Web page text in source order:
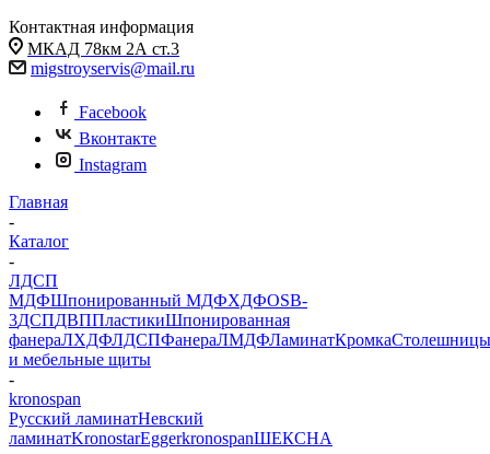
Контактная информация
МКАД 78км 2А ст.3
migstroyservis@mail.ru
Facebook
Вконтакте
Instagram
Главная
-
Каталог
-
ЛДСП
МДФШпонированный МДФХДФOSB-
3ДСПДВППластикиШпонированная
фанераЛХДФЛДСПФанераЛМДФЛаминатКромкаСтолешницы
и мебельные щиты
-
kronospan
Русский ламинатНевский
ламинатKronostarEggerkronospanШЕКСНА